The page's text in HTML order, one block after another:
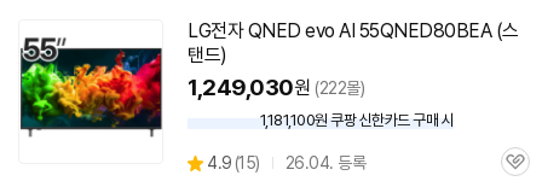
LG전자 QNED evo AI 55QNED80BEA (스
탠드)
1,249,030원 (222몰)
할
1,181,100원 쿠팡 신한카드 구매 시
별
4.9 (상
15) 26.04. 등록
관